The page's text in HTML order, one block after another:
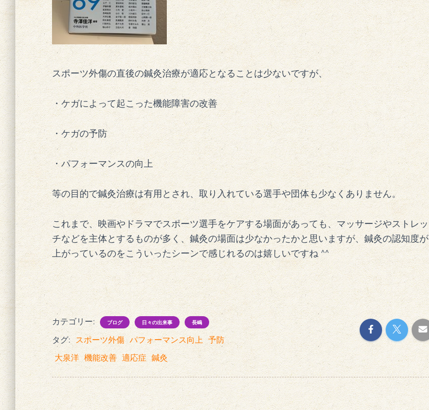
スポーツ外傷の直後の鍼灸治療が適応となることは少ないですが、
・ケガによって起こった機能障害の改善
・ケガの予防
・パフォーマンスの向上
等の目的で鍼灸治療は有用とされ、取り入れている選手や団体も少なくありません。
これまで、映画やドラマでスポーツ選手をケアする場面があっても、マッサージやストレッ
チなどを主体とするものが多く、鍼灸の場面は少なかったかと思いますが、鍼灸の認知度が
上がっているのをこういったシーンで感じれるのは嬉しいですね ^^
カテゴリー: ブログ 日々の出来事 長嶋
タグ: スポーツ外傷 パフォーマンス向上 予防
大泉洋 機能改善 適応症 鍼灸